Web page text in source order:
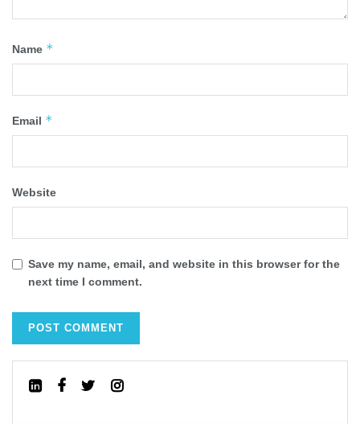
Name *
Email *
Website
Save my name, email, and website in this browser for the
next time I comment.